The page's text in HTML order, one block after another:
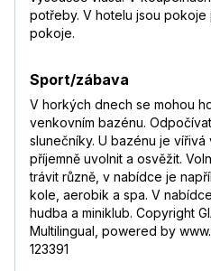
potřeby. V hotelu jsou
pokoje.
Sport/zábava
V horkých dnech se mohou
venkovním bazénu.
slunečníky. U bazénu je
příjemně uvolnit a osvěžit.
trávit různě, v nabídce je
kole, aerobik a spa. V
hudba a miniklub. Copyright
Multilingual, powered by
123391